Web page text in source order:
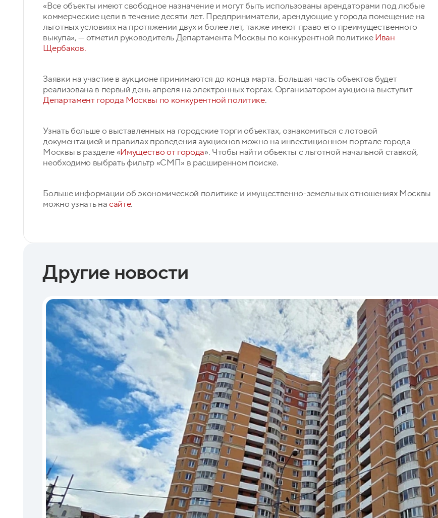
«Все объекты имеют свободное назначение и могут быть использованы арендаторами под любые
коммерческие цели в течение десяти лет. Предприниматели, арендующие у города помещение на
льготных условиях на протяжении двух и более лет, также имеют право его преимущественного
выкупа», — отметил руководитель Департамента Москвы по конкурентной политикеИван
Щербаков.
Заявки на участие в аукционе принимаются до конца марта. Большая часть объектов будет
реализована в первый день апреля на электронных торгах. Организатором аукциона выступит
Департамент города Москвы по конкурентной политике.
Узнать больше о выставленных на городские торги объектах, ознакомиться с лотовой
документацией и правилах проведения аукционов можно на инвестиционном портале города
Москвы в разделе «Имущество от города». Чтобы найти объекты с льготной начальной ставкой,
необходимо выбрать фильтр «СМП» в расширенном поиске.
Больше информации об экономической политике и имущественно-земельных отношениях Москвы
можно узнать насайте.
Другие новости